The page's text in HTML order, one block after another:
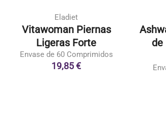
Eladiet
Vitawoman Piernas
Ligeras Forte
Envase de 60 Comprimidos
19,85 €
de